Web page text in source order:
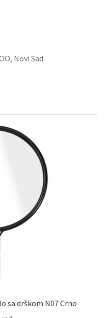
Novi Sad
sa drškom N07 Crno